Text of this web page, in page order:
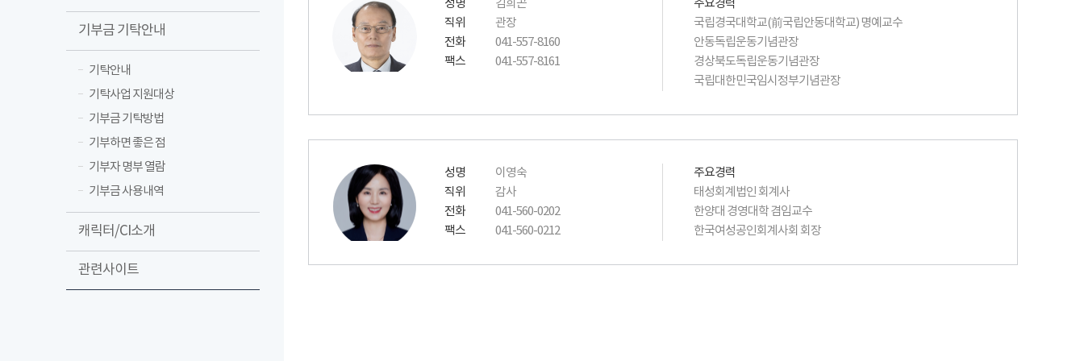
기부금 기탁안내
기탁안내
기탁사업 지원대상
기부금 기탁방법
기부하면 좋은 점
기부자 명부 열람
기부금 사용내역
캐릭터/CI소개
관련사이트
성명
김희곤
직위
관장
전화
041-557-8160
팩스
041-557-8161
주요경력
국립경국대학교(前국립안동대학교) 명예교수
안동독립운동기념관장
경상북도독립운동기념관장
국립대한민국임시정부기념관장
성명
이영숙
직위
감사
전화
041-560-0202
팩스
041-560-0212
주요경력
태성회계법인 회계사
한양대 경영대학 겸임교수
한국여성공인회계사회 회장